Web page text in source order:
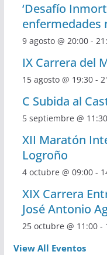
‘Desafío
enfermedades
9 agosto @ 20:00-
IX Carrera del
15 agosto @ 19:30-
C Subida al
5 septiembre @ 11:30
XII Maratón
Logroño
4 octubre @ 09:00-
XIX Carrera
José Antonio
25 octubre @ 11:00-
View All Eventos